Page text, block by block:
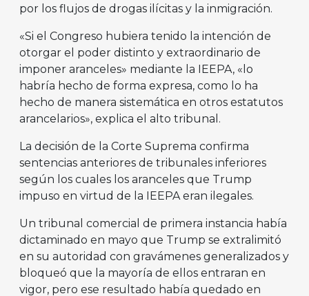
por los flujos de drogas ilícitas y la inmigración.
«Si el Congreso hubiera tenido la intención de
otorgar el poder distinto y extraordinario de
imponer aranceles» mediante la IEEPA, «lo
habría hecho de forma expresa, como lo ha
hecho de manera sistemática en otros estatutos
arancelarios», explica el alto tribunal.
La decisión de la Corte Suprema confirma
sentencias anteriores de tribunales inferiores
según los cuales los aranceles que Trump
impuso en virtud de la IEEPA eran ilegales.
Un tribunal comercial de primera instancia había
dictaminado en mayo que Trump se extralimitó
en su autoridad con gravámenes generalizados y
bloqueó que la mayoría de ellos entraran en
vigor, pero ese resultado había quedado en